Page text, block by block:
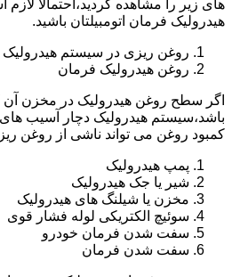
های زیر را مشاهده کردید،احتمالا
هیدرولیک فرمان اتومبیلتان باشید.
روغن ریزی در سیستم هیدرولیک
روغن هیدرولیک فرمان
اگر سطح روغن هیدرولیک در مخزن آن
باشد،سیستم هیدرولیک دچار آسیب
کمبود روغن می تواند ناشی از روغن
پمپ هیدرولیک
شیر یا جک هیدرولیک
مخزن یا شیلنگ های هیدرولیک
سوئیچ الکتریکی لوله فشار قوی
سفت شدن فرمان خودرو
سفت شدن فرمان